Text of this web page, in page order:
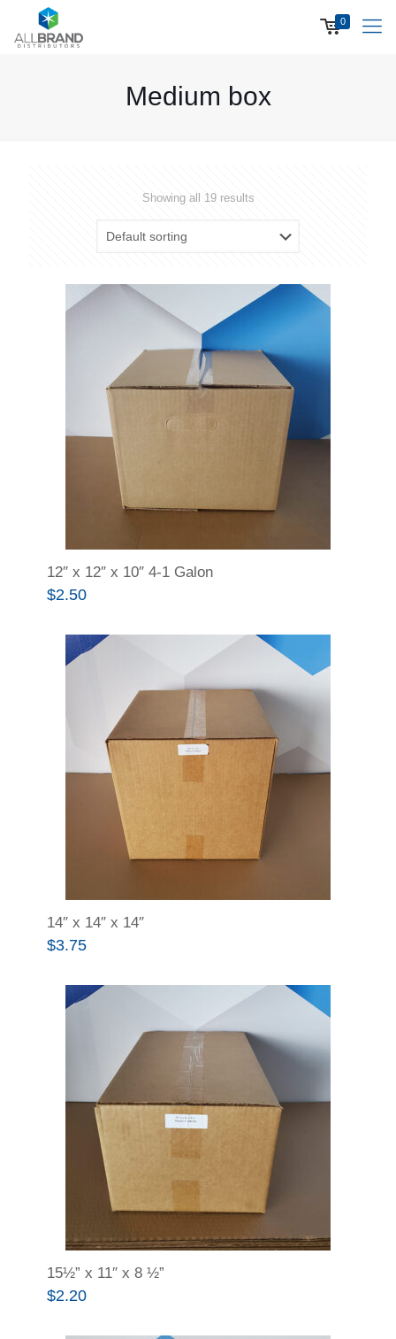
0
Medium box
Showing all 19 results
12″ x 12″ x 10″ 4-1 Galon
$2.50
14″ x 14″ x 14″
$3.75
15½” x 11″ x 8 ½”
$2.20